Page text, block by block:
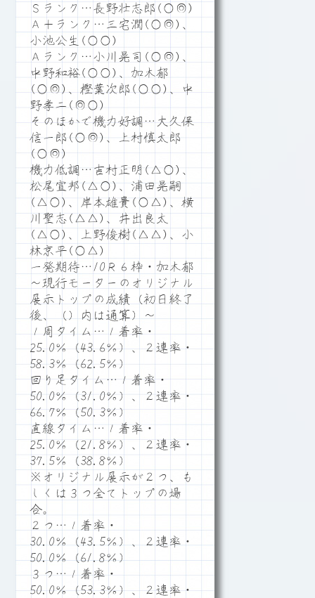
Ｓランク…長野壮志郎(○◎)
Ａ＋ランク…三宅潤(○◎)、
小池公生(○○)
Ａランク…小川晃司(○◎)、
中野和裕(○○)、加木郁
(○◎)、樫葉次郎(○○)、中
野孝二(◎○)
そのほかで機力好調…大久保
信一郎(○◎)、上村慎太郎
(○◎)
機力低調…吉村正明(△○)、
松尾宣邦(△○)、浦田晃嗣
(△○)、岸本雄貴(○△)、横
川聖志(△△)、井出良太
(△○)、上野俊樹(△△)、小
林京平(○△)
一発期待…10Ｒ６枠・加木郁
～現行モーターのオリジナル
展示トップの成績（初日終了
後、（）内は通算）～
１周タイム…１着率・
25.0％（43.6％）、２連率・
58.3％（62.5％）
回り足タイム…１着率・
50.0％（31.0％）、２連率・
66.7％（50.3％）
直線タイム…１着率・
25.0％（21.8％）、２連率・
37.5％（38.8％）
※オリジナル展示が２つ、も
しくは３つ全てトップの場
合。
２つ…１着率・
30.0％（43.5％）、２連率・
50.0％（61.8％）
３つ…１着率・
50.0％（53.3％）、２連率・